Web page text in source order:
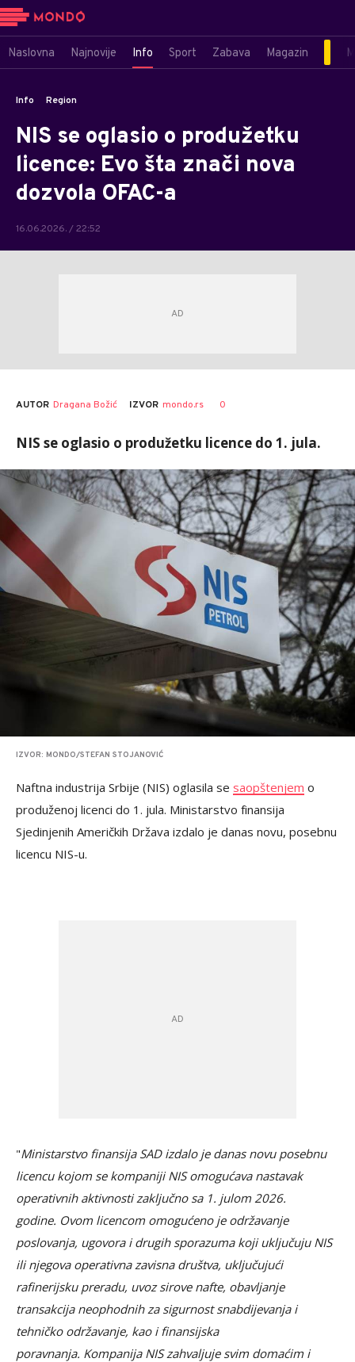
Naslovna Najnovije Info Sport Zabava Magazin
Info Region
NIS se oglasio o produžetku
licence: Evo šta znači nova
dozvola OFAC-a
16.06.2026. / 22:52
AUTOR Dragana Božić IZVOR mondo.rs 0
NIS se oglasio o produžetku licence do 1. jula.
IZVOR: MONDO/STEFAN STOJANOVIĆ
Naftna industrija Srbije (NIS) oglasila se saopštenjem o
produženoj licenci do 1. jula. Ministarstvo finansija
Sjedinjenih Američkih Država izdalo je danas novu, posebnu
licencu NIS-u.
"Ministarstvo finansija SAD izdalo je danas novu posebnu
licencu kojom se kompaniji NIS omogućava nastavak
operativnih aktivnosti zaključno sa 1. julom 2026.
godine. Ovom licencom omogućeno je održavanje
poslovanja, ugovora i drugih sporazuma koji uključuju NIS
ili njegova operativna zavisna društva, uključujući
rafinerijsku preradu, uvoz sirove nafte, obavljanje
transakcija neophodnih za sigurnost snabdijevanja i
tehničko održavanje, kao i finansijska
poravnanja. Kompanija NIS zahvaljuje svim domaćim i